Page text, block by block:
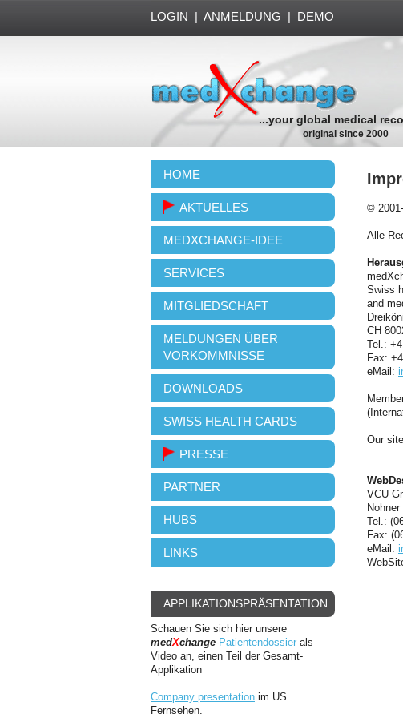
LOGIN ANMELDUNG DEMO
...your global medical
original since 2000
HOME
AKTUELLES
MEDXCHANGE-IDEE
SERVICES
MITGLIEDSCHAFT
MELDUNGEN ÜBER
VORKOMMNISSE
DOWNLOADS
SWISS HEALTH CARDS
PRESSE
PARTNER
HUBS
LINKS
APPLIKATIONSPRÄSENTATION
Schauen Sie sich hier unsere
medXchange-Patientendossier als
Video an, einen Teil der Gesamt-
Applikation
Company presentation im US
Fernsehen.
©
Alle
Swiss
and
CH
Tel.:
Fax:
eMail:
Our
VCU
Tel.:
Fax:
eMail: